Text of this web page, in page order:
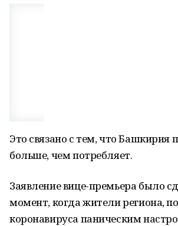
Это связано с тем, что Башкирия
больше, чем потребляет.
Заявление вице-премьера было
момент, когда жители региона,
коронавируса паническим